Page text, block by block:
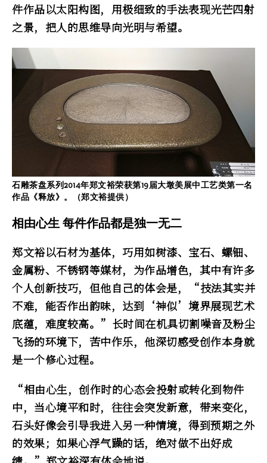
件作品以太阳构图，用极细致的手法表现光芒四射
之景，把人的思维导向光明与希望。
石雕茶盘系列2014年郑文裕荣获第19届大墩美展中工艺类第一名
作品《释放》。（郑文裕提供）
相由心生 每件作品都是独一无二
郑文裕以石材为基体，巧用如树漆、宝石、螺钿、
金属粉、不锈钢等媒材，为作品增色，其中有许多
个人创新技巧，但他自己的体会是，“技法其实并
不难，能否作出韵味，达到‘神似’境界展现艺术
底蕴，难度较高。”长时间在机具切割噪音及粉尘
飞扬的环境下，苦中作乐，他深切感受创作本身就
是一个修心过程。
“相由心生，创作时的心态会投射或转化到物件
中，当心境平和时，往往会突发新意，带来变化，
石头好像会引导我进入另一种情境，得到预期之外
的效果；如果心浮气躁的话，绝对做不出好成